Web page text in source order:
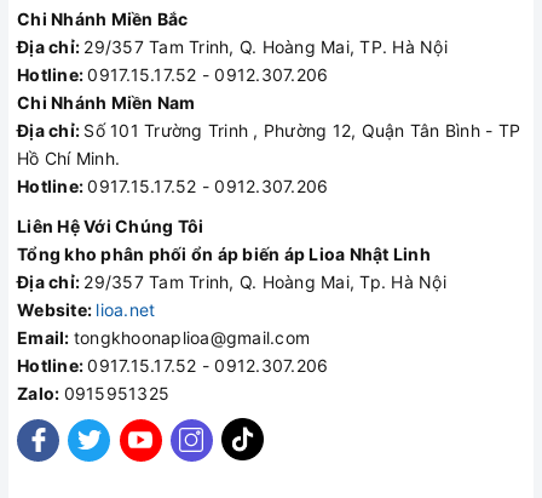
Chi Nhánh Miền Bắc
Địa chỉ: 29/357 Tam Trinh, Q. Hoàng Mai, TP. Hà Nội
Hotline:0917.15.17.52 - 0912.307.206
Chi Nhánh Miền Nam
Địa chỉ: Số 101 Trường Trinh , Phường 12, Quận Tân Bình - TP
Hồ Chí Minh.
Hotline:0917.15.17.52 - 0912.307.206
Liên Hệ Với Chúng Tôi
Tổng kho phân phối ổn áp biến áp Lioa Nhật Linh
Địa chỉ: 29/357 Tam Trinh, Q. Hoàng Mai, Tp. Hà Nội
Website: lioa.net
Email: tongkhoonaplioa@gmail.com
Hotline:0917.15.17.52 - 0912.307.206
Zalo: 0915951325